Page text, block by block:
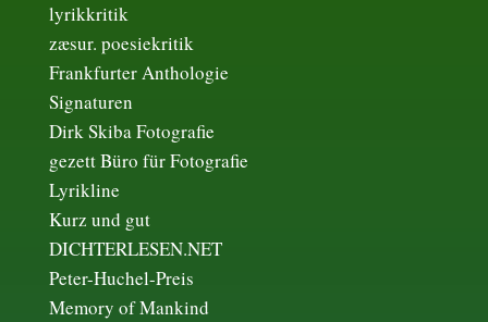
lyrikkritik
zæsur. poesiekritik
Frankfurter Anthologie
Signaturen
Dirk Skiba Fotografie
gezett Büro für Fotografie
Lyrikline
Kurz und gut
DICHTERLESEN.NET
Peter-Huchel-Preis
Memory of Mankind